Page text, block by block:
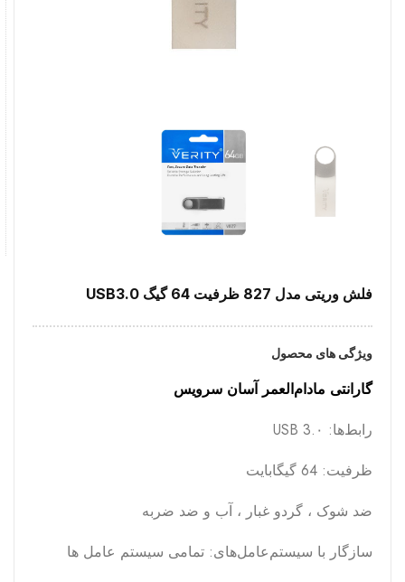
فلش وریتی مدل 827 ظرفیت 64 گیگ USB3.0
ویژگی های محصول
گارانتی مادام‌العمر آسان سرویس
رابط‌ها: USB 3.۰
ظرفیت: 64 گیگابایت
ضد شوک ، گردو غبار ، آب و ضد ضربه
سازگار با سیستم‌عامل‌های: تمامی سیستم عامل ها